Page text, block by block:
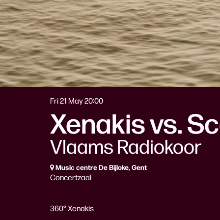
Xenakis vs.
Vlaams Radiokoor
Fri 21 May20:00
Music centre De Bijloke, Gent
Concertzaal
360° Xenakis